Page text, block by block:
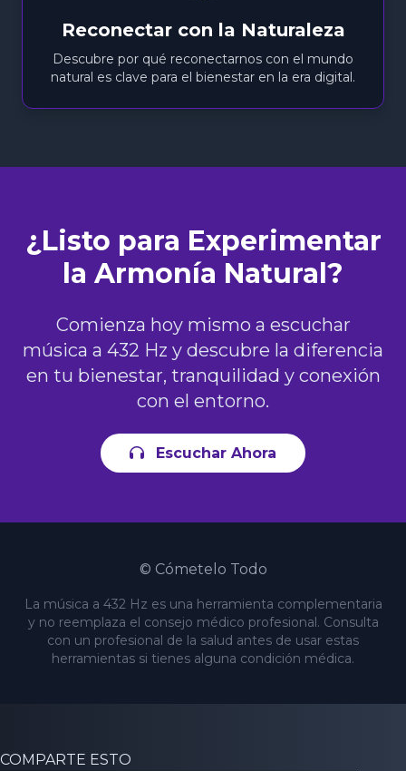
Reconectar con la Naturaleza
Descubre por qué reconectarnos con el mundo
natural es clave para el bienestar en la era digital.
¿Listo para Experimentar
la Armonía Natural?
Comienza hoy mismo a escuchar
música a 432 Hz y descubre la diferencia
en tu bienestar, tranquilidad y conexión
con el entorno.
Escuchar Ahora
© Cómetelo Todo
La música a 432 Hz es una herramienta complementaria
y no reemplaza el consejo médico profesional. Consulta
con un profesional de la salud antes de usar estas
herramientas si tienes alguna condición médica.
COMPARTE ESTO